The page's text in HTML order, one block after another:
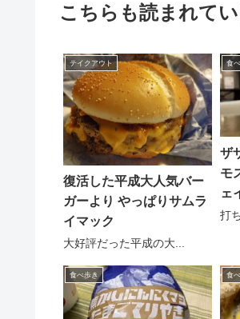
こちらも読まれてい
テイクアウト
復活した平成大人気バー
ガーより やっぱりサムラ
イマック
大好評だった平成の大...
食
ザ
モ
ェ
打
食べ歩き 食